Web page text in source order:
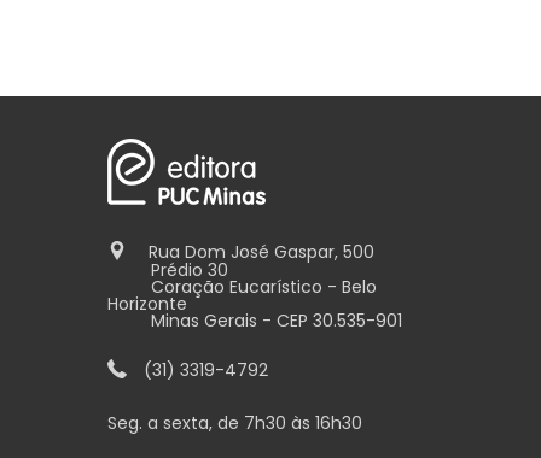
Rua Dom José Gaspar, 500
Prédio 30
Coração Eucarístico - Belo
Horizonte
Minas Gerais - CEP 30.535-901
(31) 3319-4792
Seg. a sexta, de 7h30 às 16h30